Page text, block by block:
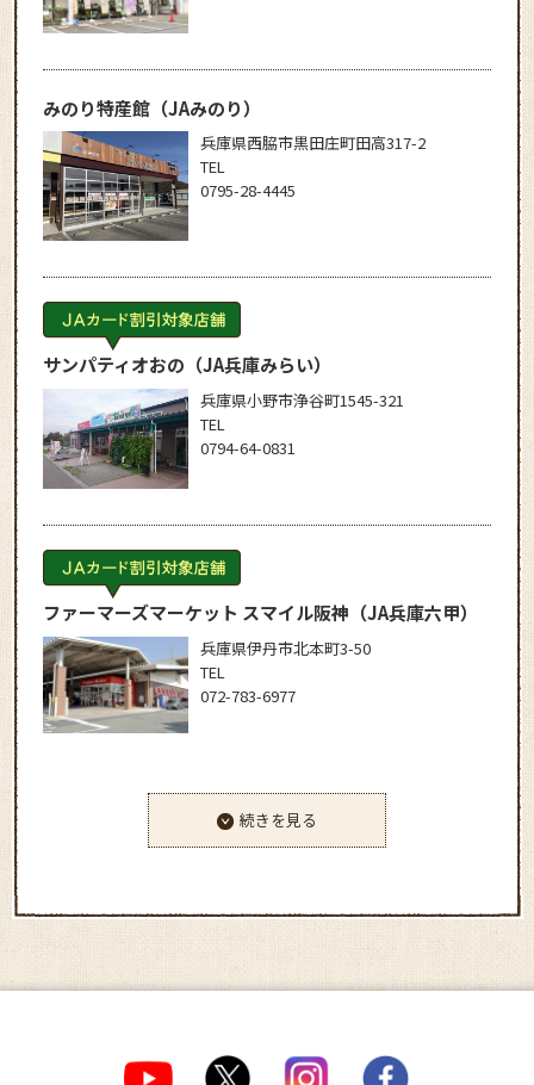
みのり特産館（JAみのり）
兵庫県西脇市黒田庄町田高317-2
TEL
0795-28-4445
サンパティオおの （JA兵庫みらい）
兵庫県小野市浄谷町1545-321
TEL
0794-64-0831
ファーマーズマーケット スマイル阪神 （JA兵庫六甲）
兵庫県伊丹市北本町3-50
TEL
072-783-6977
続きを見る